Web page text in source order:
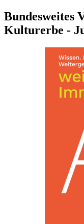
Bundesweites
Kulturerbe -